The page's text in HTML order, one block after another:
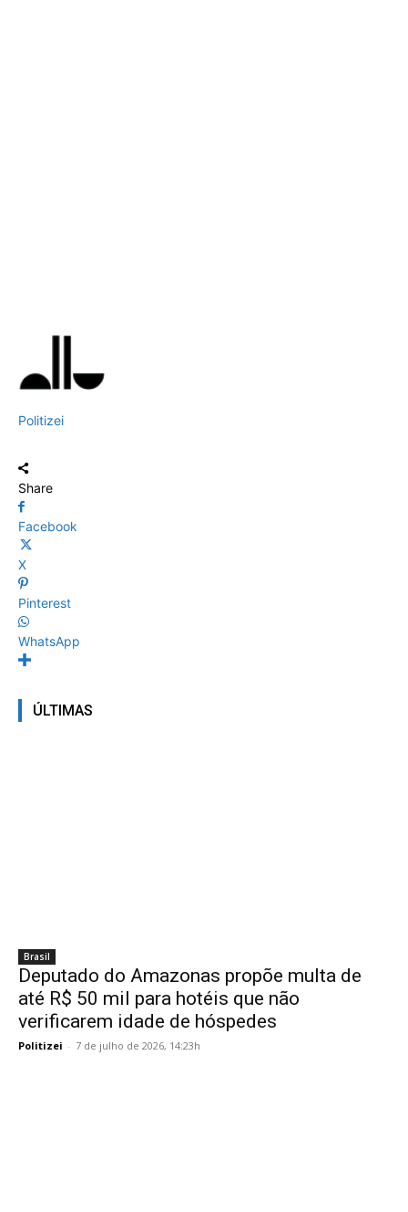
Politizei
Share
Facebook
X
Pinterest
WhatsApp
ÚLTIMAS
Brasil
Deputado do Amazonas propõe multa de
até R$ 50 mil para hotéis que não
verificarem idade de hóspedes
Politizei - 7 de julho de 2026, 14:23h